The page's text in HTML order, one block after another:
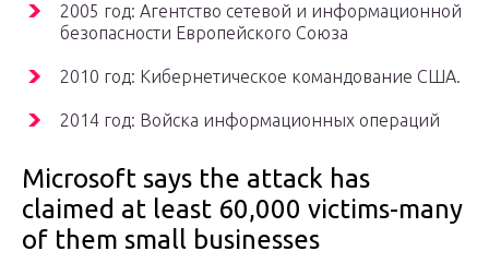
2005 год: Агентство сетевой и информационной
безопасности Европейского Союза
2010 год: Кибернетическое командование США.
2014 год: Войска информационных операций
Microsoft says the attack has
claimed at least 60,000 victims-many
of them small businesses